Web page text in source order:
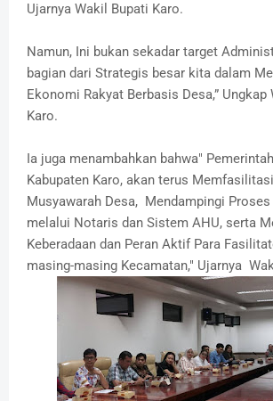
Ujarnya Wakil Bupati Karo.
Namun, Ini bukan sekadar target
bagian dari Strategis besar kita dalam
Ekonomi Rakyat Berbasis Desa,” Ungkap
Karo.
Ia juga menambahkan bahwa"
Kabupaten Karo, akan terus
Musyawarah Desa, Mendampingi
melalui Notaris dan Sistem AHU, serta
Keberadaan dan Peran Aktif Para
masing-masing Kecamatan," Ujarnya